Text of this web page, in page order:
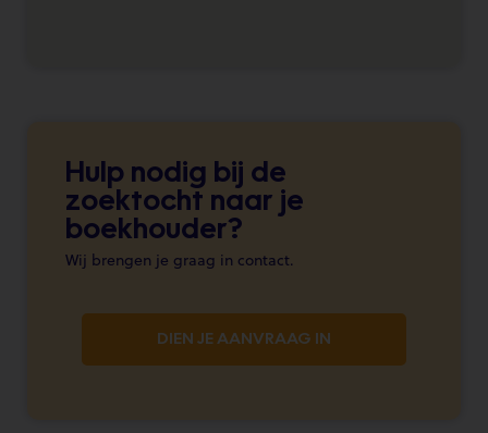
Hulp nodig bij de
zoektocht naar je
boekhouder?
Wij brengen je graag in contact.
DIEN JE AANVRAAG IN